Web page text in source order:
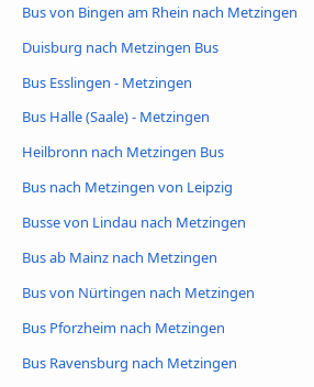
Bus von Bingen am Rhein nach Metzingen
Duisburg nach Metzingen Bus
Bus Esslingen - Metzingen
Bus Halle (Saale) - Metzingen
Heilbronn nach Metzingen Bus
Bus nach Metzingen von Leipzig
Busse von Lindau nach Metzingen
Bus ab Mainz nach Metzingen
Bus von Nürtingen nach Metzingen
Bus Pforzheim nach Metzingen
Bus Ravensburg nach Metzingen